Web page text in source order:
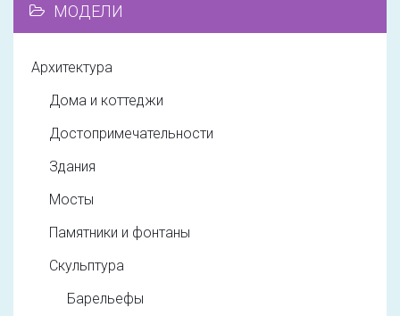
МОДЕЛИ
Архитектура
Дома и коттеджи
Достопримечательности
Здания
Мосты
Памятники и фонтаны
Скульптура
Барельефы